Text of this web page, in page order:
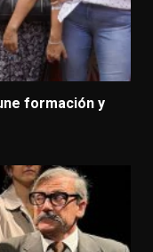
formación y